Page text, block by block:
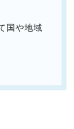
国や地域